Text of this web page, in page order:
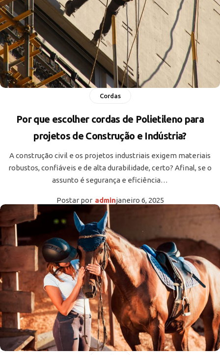
Cordas
Por que escolher cordas de Polietileno para
projetos de Construção e Indústria?
A construção civil e os projetos industriais exigem materiais
robustos, confiáveis e de alta durabilidade, certo? Afinal, se o
assunto é segurança e eficiência…
Postar por adminjaneiro 6, 2025